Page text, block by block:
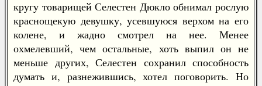
кругу товарищей Селестен Дюкло обнимал рослую
краснощекую девушку, усевшуюся верхом на его
колене, и жадно смотрел на нее. Менее
охмелевший, чем остальные, хоть выпил он не
меньше других, Селестен сохранил способность
думать и, разнежившись, хотел поговорить. Но